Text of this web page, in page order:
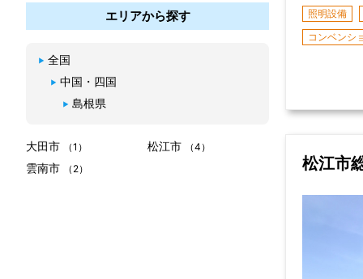
照明設備
コンベンシ
松江市
エリアから探す
全国
中国・四国
島根県
大田市 （1） 松江市 （4）
雲南市 （2）